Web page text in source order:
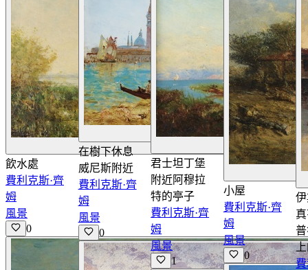
飲水處
費利克斯·齊
姆
風景
0
查看詳情
在樹下休息
威尼斯附近
費利克斯·齊
姆
風景
0
君士坦丁堡
附近阿穆拉
特的亭子
費利克斯·齊
姆
風景
1
小屋
費利克斯·齊
姆
風景
0